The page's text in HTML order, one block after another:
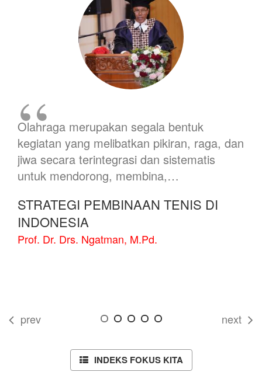
Olahraga merupakan segala bentuk
kegiatan yang melibatkan pikiran, raga, dan
jiwa secara terintegrasi dan sistematis
untuk mendorong, membina,…
STRATEGI PEMBINAAN TENIS DI
INDONESIA
Prof. Dr. Drs. Ngatman, M.Pd.
prev next
INDEKS FOKUS KITA